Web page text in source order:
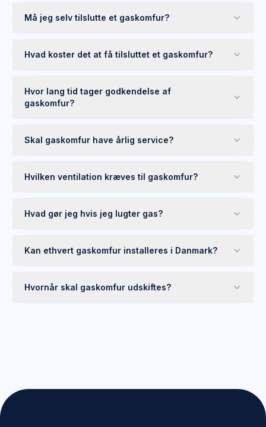
Må jeg selv tilslutte et gaskomfur?
Hvad koster det at få tilsluttet et gaskomfur?
Hvor lang tid tager godkendelse af
gaskomfur?
Skal gaskomfur have årlig service?
Hvilken ventilation kræves til gaskomfur?
Hvad gør jeg hvis jeg lugter gas?
Kan ethvert gaskomfur installeres i Danmark?
Hvornår skal gaskomfur udskiftes?